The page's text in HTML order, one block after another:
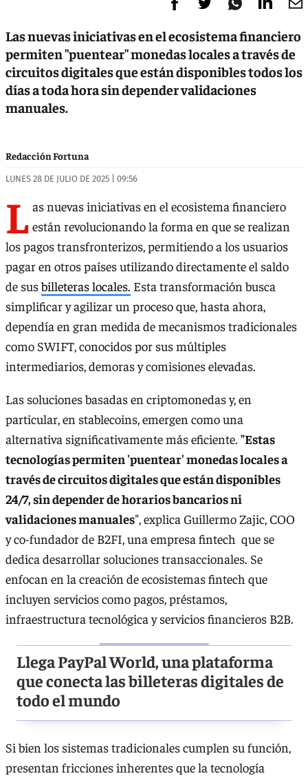
Las nuevas iniciativas en el ecosistema financiero
permiten "puentear" monedas locales a través de
circuitos digitales que están disponibles todos los
días a toda hora sin depender validaciones
manuales.
Redacción Fortuna
LUNES 28 DE JULIO DE 2025 | 09:56
L as nuevas iniciativas en el ecosistema financiero
están revolucionando la forma en que se realizan
los pagos transfronterizos, permitiendo a los usuarios
pagar en otros países utilizando directamente el saldo
de susbilleteras locales. Esta transformación busca
simplificar y agilizar un proceso que, hasta ahora,
dependía en gran medida de mecanismos tradicionales
como SWIFT, conocidos por sus múltiples
intermediarios, demoras y comisiones elevadas.
Las soluciones basadas en criptomonedas y, en
particular, en stablecoins, emergen como una
alternativa significativamente más eficiente. "Estas
tecnologías permiten 'puentear' monedas locales a
través de circuitos digitales que están disponibles
24/7, sin depender de horarios bancarios ni
validaciones manuales", explica Guillermo Zajic, COO
y co-fundador de B2FI, una empresa fintech que se
dedica desarrollar soluciones transaccionales. Se
enfocan en la creación de ecosistemas fintech que
incluyen servicios como pagos, préstamos,
infraestructura tecnológica y servicios financieros B2B.
Llega PayPal World, una plataforma
que conecta las billeteras digitales de
todo el mundo
Si bien los sistemas tradicionales cumplen su función,
presentan fricciones inherentes que la tecnología